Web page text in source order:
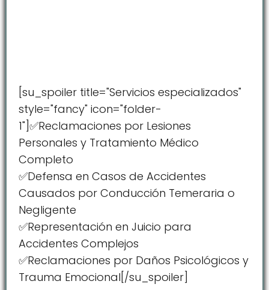
[su_spoiler title="Servicios especializados"
style="fancy" icon="folder-
1"]✅Reclamaciones por Lesiones
Personales y Tratamiento Médico
Completo
✅Defensa en Casos de Accidentes
Causados por Conducción Temeraria o
Negligente
✅Representación en Juicio para
Accidentes Complejos
✅Reclamaciones por Daños Psicológicos y
Trauma Emocional[/su_spoiler]